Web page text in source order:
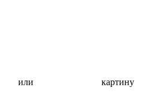
или
картину